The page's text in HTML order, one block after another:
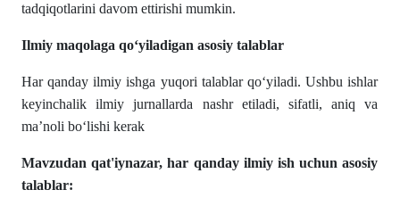
tadqiqotlarini davom ettirishi mumkin.
Ilmiy maqolaga qoʻyiladigan asosiy talablar
Har qanday ilmiy ishga yuqori talablar qoʻyiladi. Ushbu ishlar
keyinchalik ilmiy jurnallarda nashr etiladi, sifatli, aniq va
ma’noli boʻlishi kerak
Mavzudan qat'iynazar, har qanday ilmiy ish uchun asosiy
talablar: